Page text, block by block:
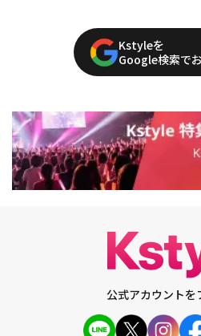
Kstyleを
Google検索で
公式アカウントを